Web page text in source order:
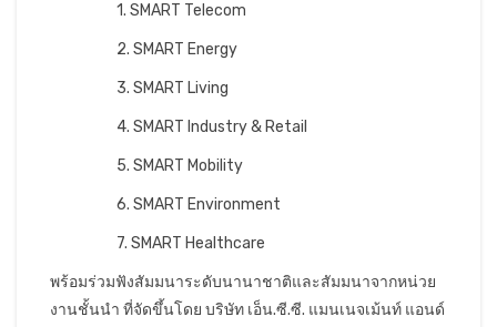
1. SMART Telecom
2. SMART Energy
3. SMART Living
4. SMART Industry & Retail
5. SMART Mobility
6. SMART Environment
7. SMART Healthcare
พร้อมร่วมฟังสัมมนาระดับนานาชาติและสัมมนาจากหน่วย
งานชั้นนำ ที่จัดขึ้นโดย บริษัท เอ็น.ซี.ซี. แมนเนจเม้นท์ แอนด์